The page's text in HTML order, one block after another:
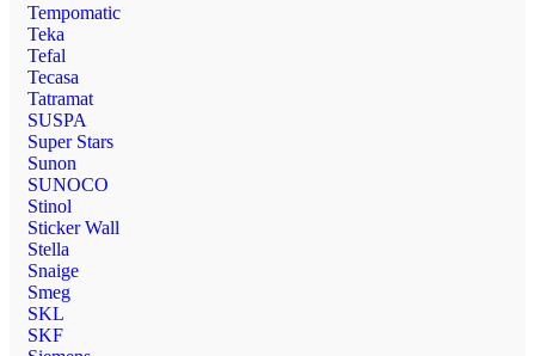
Tempomatic
Teka
Tefal
Tecasa
Tatramat
SUSPA
Super Stars
Sunon
SUNOCO
Stinol
Sticker Wall
Stella
Snaige
Smeg
SKL
SKF